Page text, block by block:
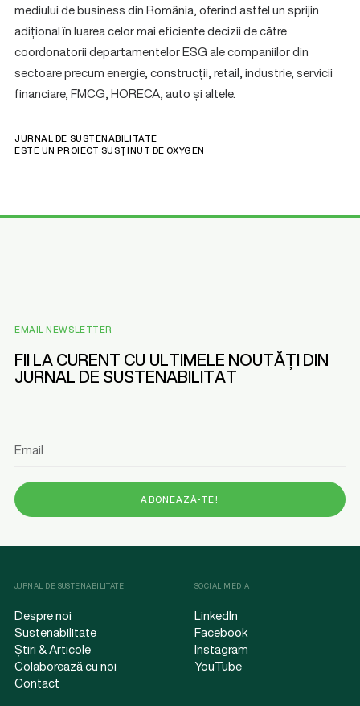
mediului de business din România, oferind astfel un sprijin
adițional în luarea celor mai eficiente decizii de către
coordonatorii departamentelor ESG ale companiilor din
sectoare precum energie, construcții, retail, industrie, servicii
financiare, FMCG, HORECA, auto și altele.
JURNAL DE SUSTENABILITATE
ESTE UN PROIECT SUSȚINUT DEOXYGEN
EMAIL NEWSLETTER
FII LACURENT CU ULTIMELE NOUTĂȚI DIN
JURNAL DE SUSTENABILITAT
JURNAL DE SUSTENABILITATE
Despre noi
Sustenabilitate
Știri & Articole
Colaborează cu noi
Contact
SOCIAL MEDIA
LinkedIn
Facebook
Instagram
YouTube